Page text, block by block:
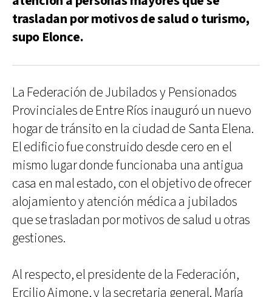
trasladan por motivos de salud o turismo,
supo Elonce.
La Federación de Jubilados y Pensionados
Provinciales de Entre Ríos inauguró un nuevo
hogar de tránsito en la ciudad de Santa Elena.
El edificio fue construido desde cero en el
mismo lugar donde funcionaba una antigua
casa en mal estado, con el objetivo de ofrecer
alojamiento y atención médica a jubilados
que se trasladan por motivos de salud u otras
gestiones.
Al respecto, el presidente de la Federación,
Ercilio Aimone, y la secretaria general, María